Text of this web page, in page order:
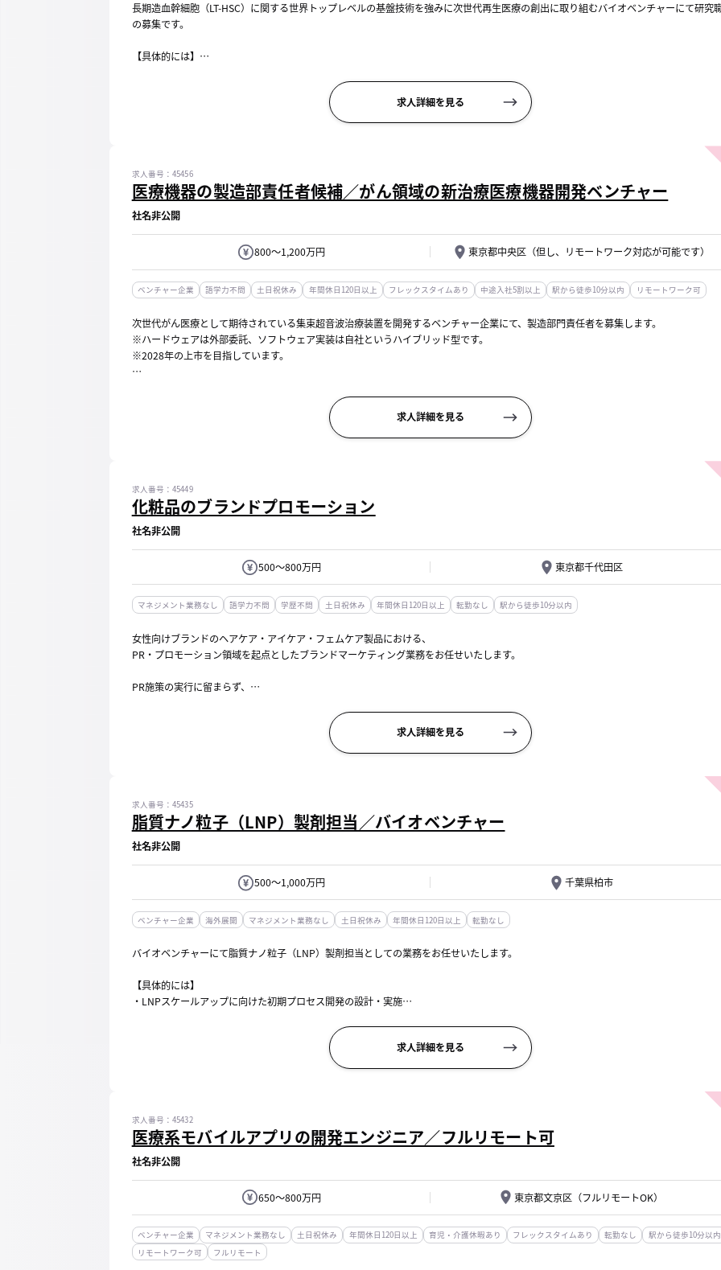
長期造血幹細胞（LT-HSC）に関する世界トップレベルの基盤技術を強みに次世代再生医療の創出に取り組むバイオベンチャーにて研究
の募集です。
【具体的には】
■幹細胞等を用いた再生医療等製品・研究支援製品の開発
求人詳細を見る
医療機器の製造部責任者候補／がん領域の新治療医療機器開発ベンチャー
求人番号：45456
社名非公開
東京都中央区（但し、リモートワーク対応が可能です）
800～1,200万円
ベンチャー企業 語学力不問 土日祝休み 年間休日120日以上 フレックスタイムあり 中途入社5割以上 駅から徒歩10分以内 リモートワーク可
次世代がん医療として期待されている集束超音波治療装置を開発するベンチャー企業にて、製造部門責任者を募集します。
※ハードウェアは外部委託、ソフトウェア実装は自社というハイブリッド型です。
※2028年の上市を目指しています。
製造部門の立ち上げメンバーとして、以下の業務を主導していた...
求人詳細を見る
化粧品のブランドプロモーション
求人番号：45449
社名非公開
東京都千代田区
500～800万円
マネジメント業務なし 語学力不問 学歴不問 土日祝休み 年間休日120日以上 転勤なし 駅から徒歩10分以内
女性向けブランドのヘアケア・アイケア・フェムケア製品における、
PR・プロモーション領域を起点としたブランドマーケティング業務をお任せいたします。
PR施策の実行に留まらず、
中長期のマーケティング戦略にも関与いただくポジションです。
求人詳細を見る
脂質ナノ粒子（LNP）製剤担当／バイオベンチャー
求人番号：45435
社名非公開
千葉県柏市
500～1,000万円
ベンチャー企業 海外展開 マネジメント業務なし 土日祝休み 年間休日120日以上 転勤なし
バイオベンチャーにて脂質ナノ粒子（LNP）製剤担当としての業務をお任せいたします。
【具体的には】
・LNPスケールアップに向けた初期プロセス開発の設計・実施
・製剤スクリーニングにおける実験計画法（Design of ...
求人詳細を見る
医療系モバイルアプリの開発エンジニア／フルリモート可
求人番号：45432
社名非公開
東京都文京区（フルリモートOK）
650～800万円
ベンチャー企業 マネジメント業務なし 土日祝休み 年間休日120日以上 育児・介護休暇あり フレックスタイムあり 転勤なし
駅から徒歩10分以内
リモートワーク可
フルリモート